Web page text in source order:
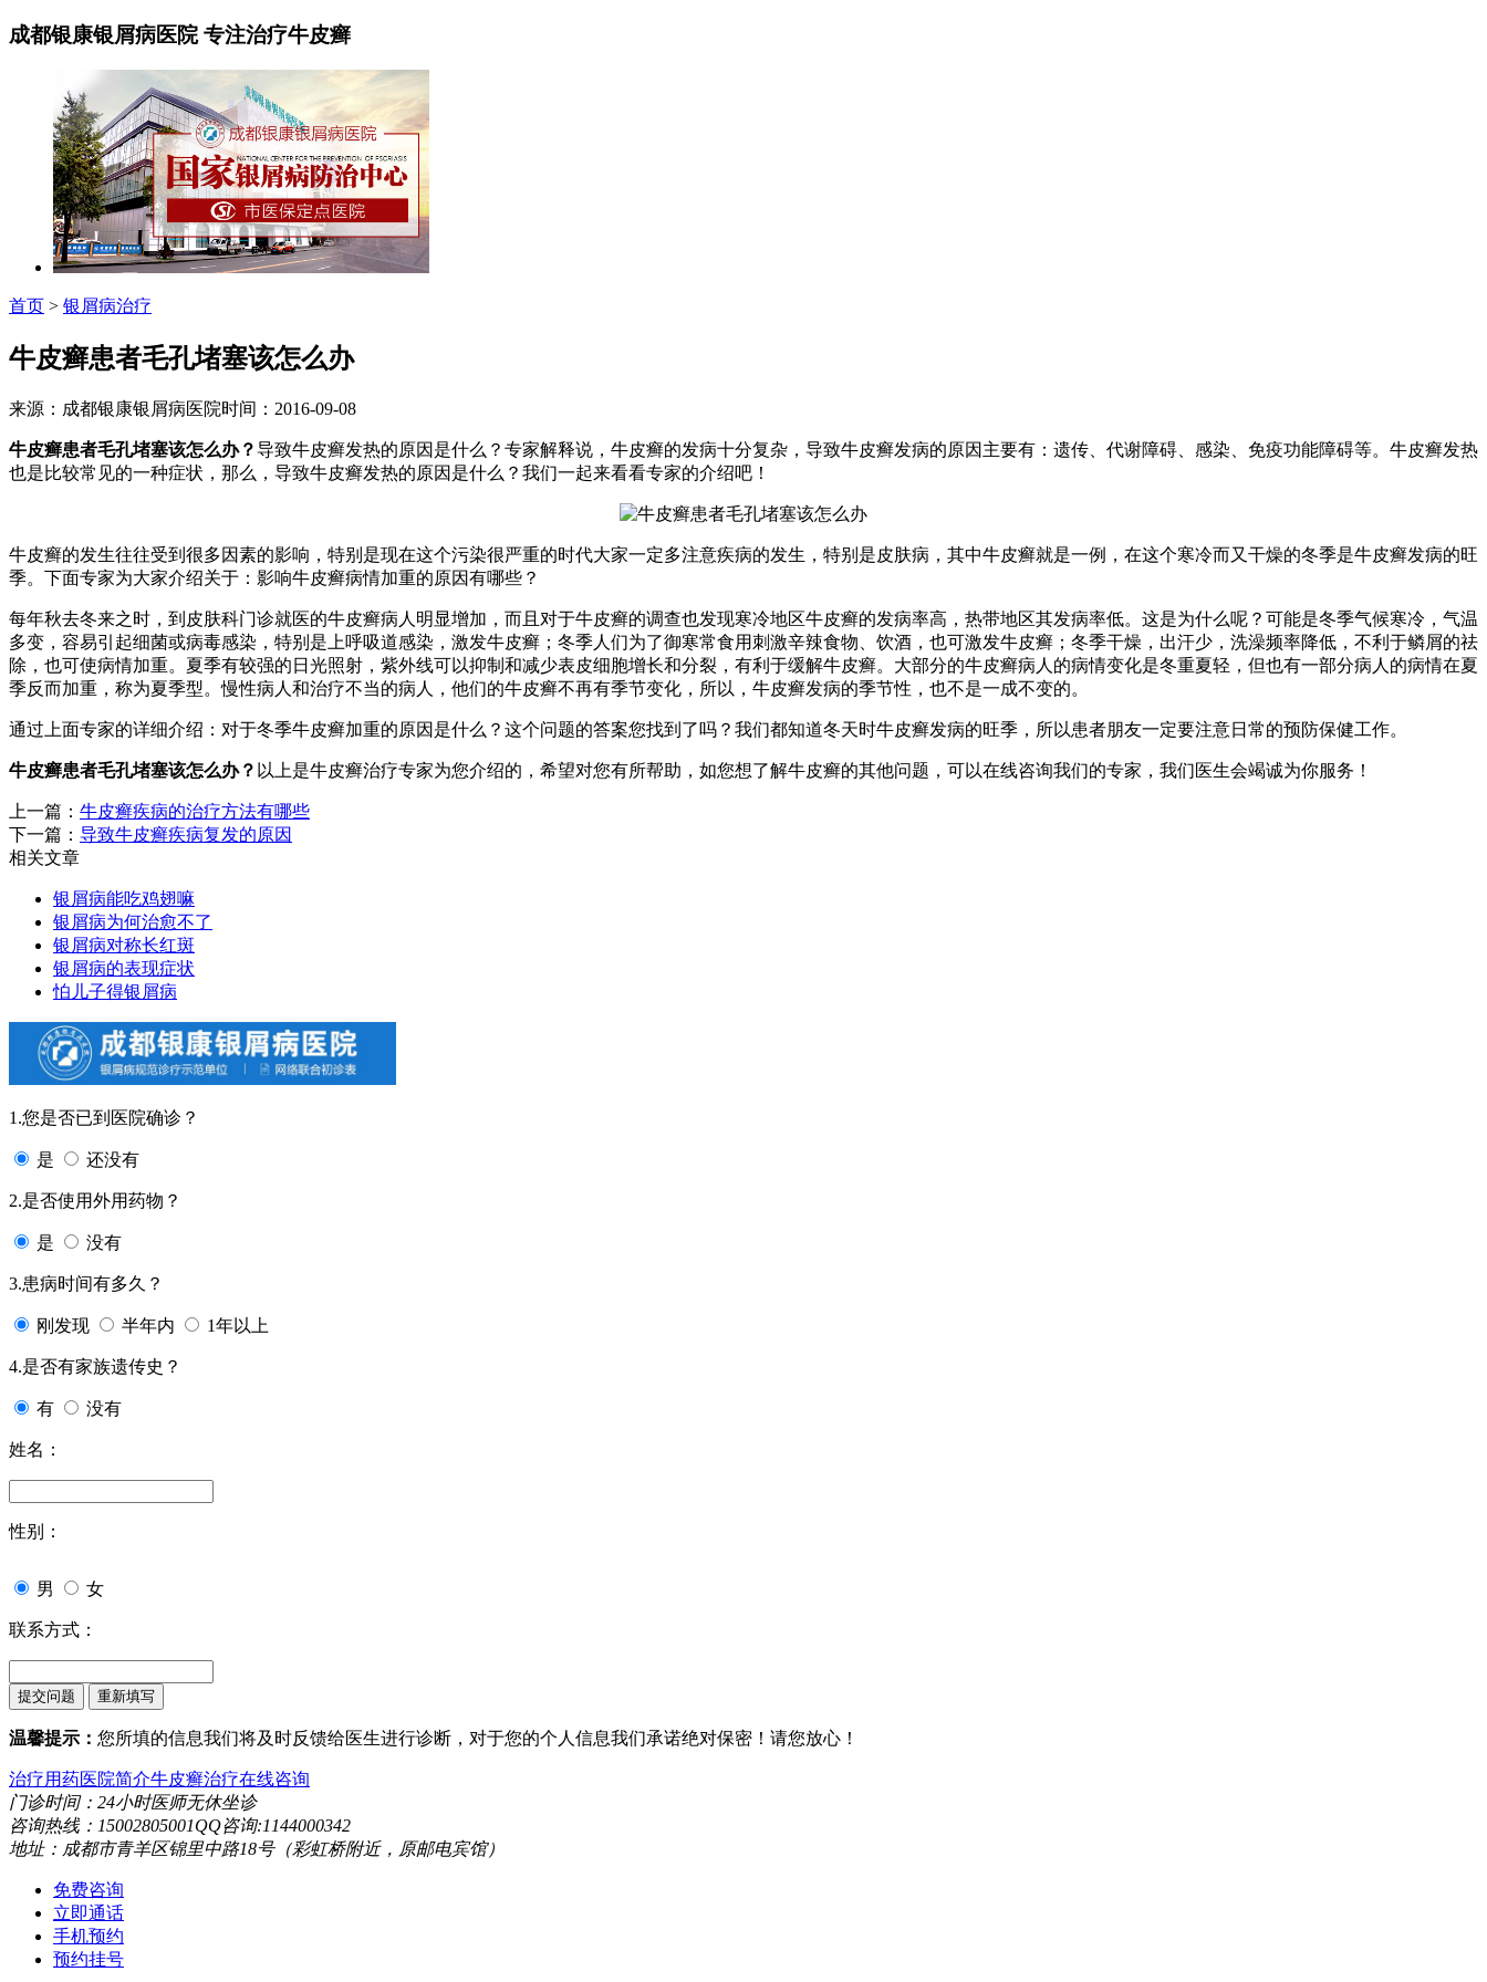
成都银康银屑病医院 专注治疗牛皮癣
首页 > 银屑病治疗
牛皮癣患者毛孔堵塞该怎么办
来源：成都银康银屑病医院时间：2016-09-08
牛皮癣患者毛孔堵塞该怎么办？导致牛皮癣发热的原因是什么？专家解释说，牛皮癣的发病十分复杂，导致牛皮癣发病的原因主要有：遗传、代谢障碍、感染、免疫功能障碍等。牛皮癣发热
也是比较常见的一种症状，那么，导致牛皮癣发热的原因是什么？我们一起来看看专家的介绍吧！
牛皮癣的发生往往受到很多因素的影响，特别是现在这个污染很严重的时代大家一定多注意疾病的发生，特别是皮肤病，其中牛皮癣就是一例，在这个寒冷而又干燥的冬季是牛皮癣发病的旺
季。下面专家为大家介绍关于：影响牛皮癣病情加重的原因有哪些？
每年秋去冬来之时，到皮肤科门诊就医的牛皮癣病人明显增加，而且对于牛皮癣的调查也发现寒冷地区牛皮癣的发病率高，热带地区其发病率低。这是为什么呢？可能是冬季气候寒冷，气温
多变，容易引起细菌或病毒感染，特别是上呼吸道感染，激发牛皮癣；冬季人们为了御寒常食用刺激辛辣食物、饮酒，也可激发牛皮癣；冬季干燥，出汗少，洗澡频率降低，不利于鳞屑的祛
除，也可使病情加重。夏季有较强的日光照射，紫外线可以抑制和减少表皮细胞增长和分裂，有利于缓解牛皮癣。大部分的牛皮癣病人的病情变化是冬重夏轻，但也有一部分病人的病情在夏
季反而加重，称为夏季型。慢性病人和治疗不当的病人，他们的牛皮癣不再有季节变化，所以，牛皮癣发病的季节性，也不是一成不变的。
通过上面专家的详细介绍：对于冬季牛皮癣加重的原因是什么？这个问题的答案您找到了吗？我们都知道冬天时牛皮癣发病的旺季，所以患者朋友一定要注意日常的预防保健工作。
牛皮癣患者毛孔堵塞该怎么办？ 以上是牛皮癣治疗专家为您介绍的，希望对您有所帮助，如您想了解牛皮癣的其他问题，可以在线咨询我们的专家，我们医生会竭诚为你服务！
上一篇： 牛皮癣疾病的治疗方法有哪些
下一篇： 导致牛皮癣疾病复发的原因
相关文章
银屑病能吃鸡翅嘛
银屑病为何治愈不了
银屑病对称长红斑
银屑病的表现症状
怕儿子得银屑病
1.您是否已到医院确诊？
是 还没有
2.是否使用外用药物？
是 没有
3.患病时间有多久？
刚发现 半年内 1年以上
4.是否有家族遗传史？
有 没有
姓名：
性别：
男 女
联系方式：
温馨提示： 您所填的信息我们将及时反馈给医生进行诊断，对于您的个人信息我们承诺绝对保密！请您放心！
治疗用药医院简介牛皮癣治疗在线咨询
门诊时间：24小时医师无休坐诊
咨询热线：15002805001QQ咨询:1144000342
地址：成都市青羊区锦里中路18号（彩虹桥附近，原邮电宾馆）
免费咨询
立即通话
手机预约
预约挂号